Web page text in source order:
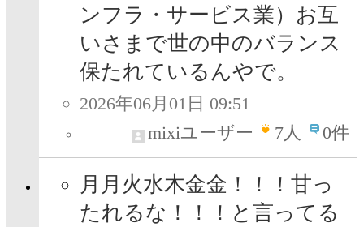
ンフラ・サービス業）お互
いさまで世の中のバランス
保たれているんやで。
2026年06月01日 09:51
mixiユーザー
7人 0件
月月火水木金金！！！甘っ
たれるな！！！と言ってる